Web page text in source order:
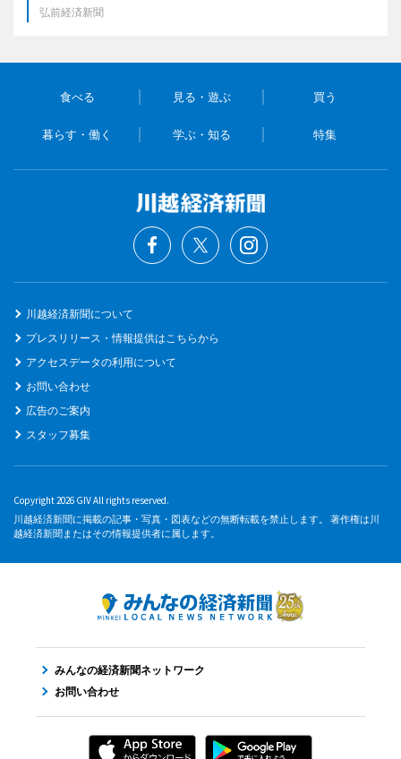
弘前経済新聞
食べる 見る・遊ぶ 買う
暮らす・働く 学ぶ・知る 特集
川越経済新聞について
プレスリリース・情報提供はこちらから
アクセスデータの利用について
お問い合わせ
広告のご案内
スタッフ募集
Copyright 2026 GIV All rights reserved.
川越経済新聞に掲載の記事・写真・図表などの無断転載を禁止します。 著作権は川
越経済新聞またはその情報提供者に属します。
みんなの経済新聞ネットワーク
お問い合わせ